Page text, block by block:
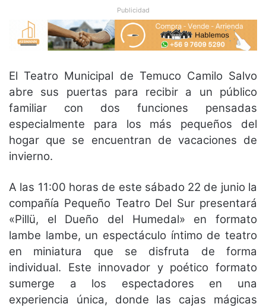
Publicidad
El Teatro Municipal de Temuco Camilo Salvo
abre sus puertas para recibir a un público
familiar con dos funciones pensadas
especialmente para los más pequeños del
hogar que se encuentran de vacaciones de
invierno.
A las 11:00 horas de este sábado 22 de junio la
compañía Pequeño Teatro Del Sur presentará
«Pillü, el Dueño del Humedal» en formato
lambe lambe, un espectáculo íntimo de teatro
en miniatura que se disfruta de forma
individual. Este innovador y poético formato
sumerge a los espectadores en una
experiencia única, donde las cajas mágicas